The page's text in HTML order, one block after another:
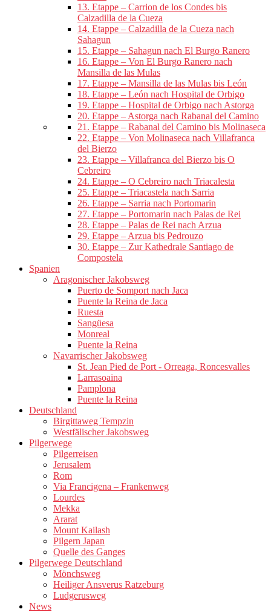
13. Etappe – Carrion de los Condes bis
Calzadilla de la Cueza
14. Etappe – Calzadilla de la Cueza nach
Sahagun
15. Etappe – Sahagun nach El Burgo Ranero
16. Etappe – Von El Burgo Ranero nach
Mansilla de las Mulas
17. Etappe – Mansilla de las Mulas bis León
18. Etappe – León nach Hospital de Orbigo
19. Etappe – Hospital de Orbigo nach Astorga
20. Etappe – Astorga nach Rabanal del Camino
21. Etappe – Rabanal del Camino bis Molinaseca
22. Etappe – Von Molinaseca nach Villafranca
del Bierzo
23. Etappe – Villafranca del Bierzo bis O
Cebreiro
24. Etappe – O Cebreiro nach Triacalesta
25. Etappe – Triacastela nach Sarria
26. Etappe – Sarria nach Portomarin
27. Etappe – Portomarin nach Palas de Rei
28. Etappe – Palas de Rei nach Arzua
29. Etappe – Arzua bis Pedrouzo
30. Etappe – Zur Kathedrale Santiago de
Compostela
Spanien
Aragonischer Jakobsweg
Puerto de Somport nach Jaca
Puente la Reina de Jaca
Ruesta
Sangüesa
Monreal
Puente la Reina
Navarrischer Jakobsweg
St. Jean Pied de Port - Orreaga, Roncesvalles
Larrasoaina
Pamplona
Puente la Reina
Deutschland
Birgittaweg Tempzin
Westfälischer Jakobsweg
Pilgerwege
Pilgerreisen
Jerusalem
Rom
Via Francigena – Frankenweg
Lourdes
Mekka
Ararat
Mount Kailash
Pilgern Japan
Quelle des Ganges
Pilgerwege Deutschland
Mönchsweg
Heiliger Ansverus Ratzeburg
Ludgerusweg
News